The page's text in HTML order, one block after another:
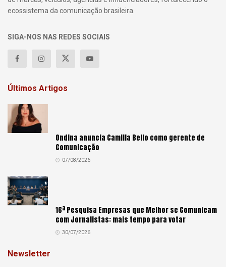
ecossistema da comunicação brasileira.
SIGA-NOS NAS REDES SOCIAIS
Últimos Artigos
Ondina anuncia Camilla Bello como gerente de
Comunicação
07/08/2026
16ª Pesquisa Empresas que Melhor se Comunicam
com Jornalistas: mais tempo para votar
30/07/2026
Newsletter